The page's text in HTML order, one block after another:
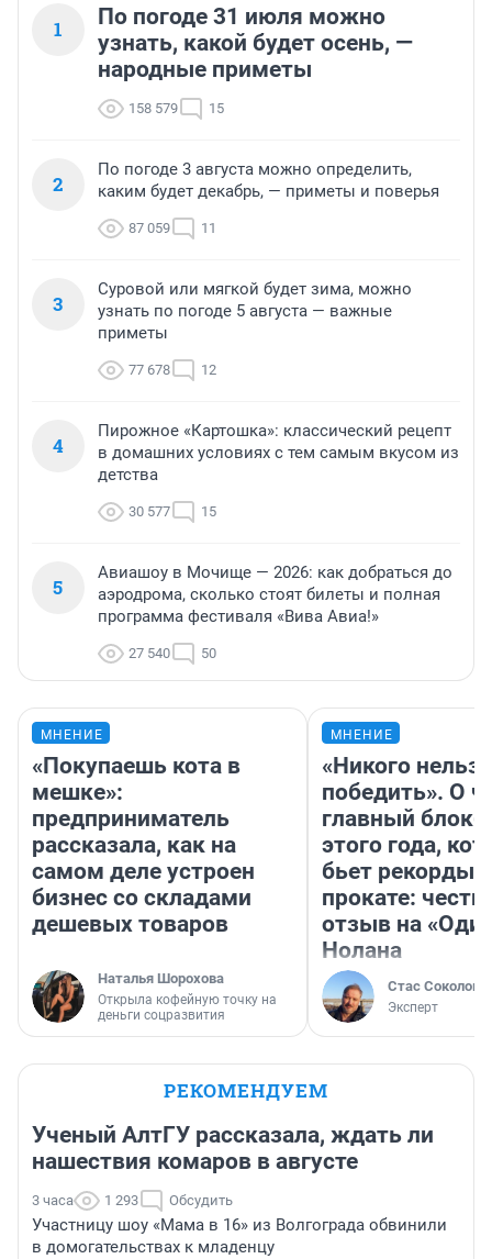
1
По погоде 31 июля можно
узнать, какой будет осень, —
народные приметы
158 579 15
2
По погоде 3 августа можно определить,
каким будет декабрь, — приметы и поверья
87 059 11
3
Суровой или мягкой будет зима, можно
узнать по погоде 5 августа — важные
приметы
77 678 12
4
Пирожное «Картошка»: классический рецепт
в домашних условиях с тем самым вкусом из
детства
30 577 15
5
Авиашоу в Мочище — 2026: как добраться до
аэродрома, сколько стоят билеты и полная
программа фестиваля «Вива Авиа!»
27 540 50
МНЕНИЕ
«Покупаешь кота в
мешке»:
предприниматель
рассказала, как на
самом деле устроен
бизнес со складами
дешевых товаров
Наталья Шорохова
Открыла кофейную точку на
деньги соцразвития
МНЕНИЕ
«Никого нельзя
победить». О
главный
этого года,
бьет рекорды в
прокате:
отзыв на
Нолана
Стас Соколов
Эксперт
РЕКОМЕНДУЕМ
Ученый АлтГУ рассказала, ждать ли
нашествия комаров в августе
3 часа 1 293 Обсудить
Участницу шоу «Мама в 16» из Волгограда обвинили
в домогательствах к младенцу